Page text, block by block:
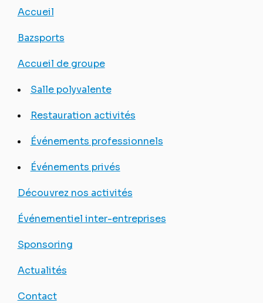
Accueil
Bazsports
Accueil de groupe
Salle polyvalente
Restauration activités
Événements professionnels
Événements privés
Découvrez nos activités
Événementiel inter-entreprises
Sponsoring
Actualités
Contact